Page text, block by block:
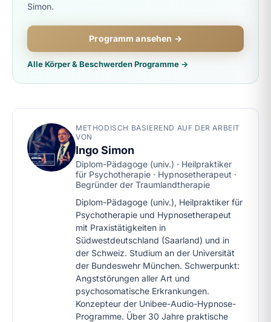
Simon.
Programm ansehen →
Alle Körper & Beschwerden Programme →
METHODISCH BASIEREND AUF DER ARBEIT
VON
Ingo Simon
Diplom-Pädagoge (univ.) · Heilpraktiker
für Psychotherapie · Hypnosetherapeut ·
Begründer der Traumlandtherapie
Diplom-Pädagoge (univ.), Heilpraktiker für
Psychotherapie und Hypnosetherapeut
mit Praxistätigkeiten in
Südwestdeutschland (Saarland) und in
der Schweiz. Studium an der Universität
der Bundeswehr München. Schwerpunkt:
Angststörungen aller Art und
psychosomatische Erkrankungen.
Konzepteur der Unibee-Audio-Hypnose-
Programme. Über 30 Jahre praktische